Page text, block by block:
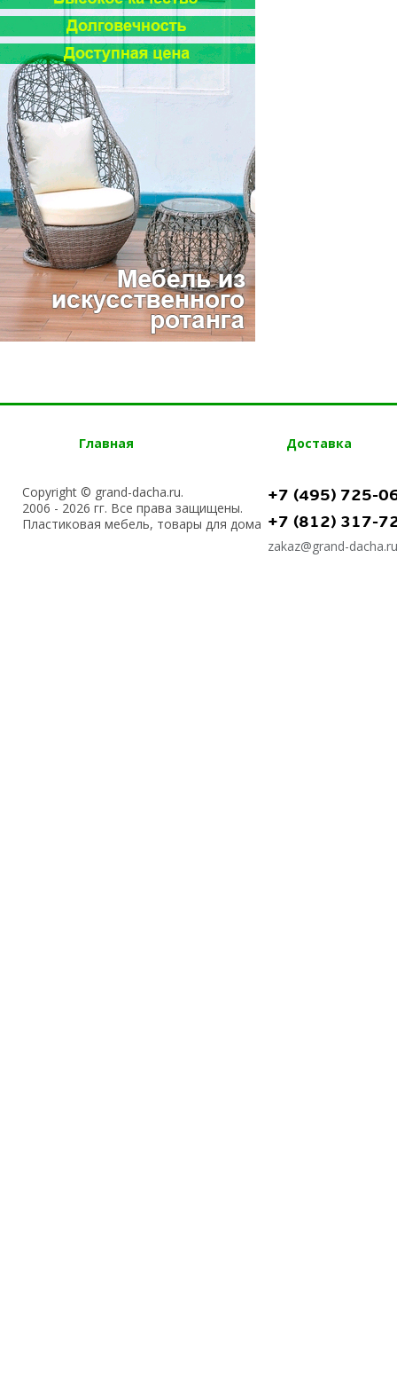
Главная Доставка
Copyright © grand-dacha.ru.
2006 - 2026 гг. Все права защищены.
Пластиковая мебель, товары для дома
+7 (495) 725-
+7 (812) 317-
zakaz@grand-dacha.ru